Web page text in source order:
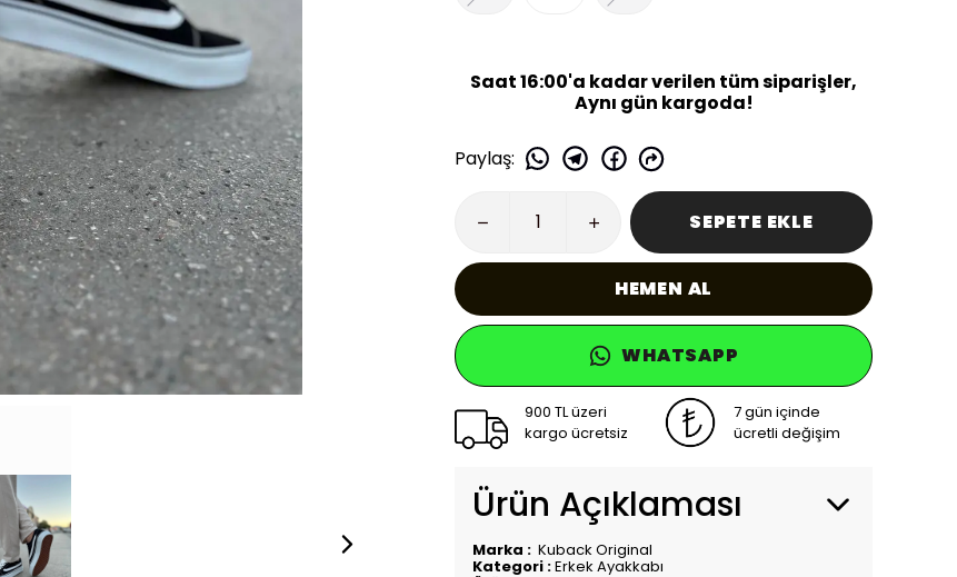
Saat 16:00'a kadar verilen tüm siparişler,
Aynı gün kargoda!
Paylaş:
SEPETE EKLE
HEMEN AL
WHATSAPP
900 TL üzeri
kargo ücretsiz
7 gün içinde
ücretli değişim
Ürün Açıklaması
Marka : Kuback Original
Kategori :Erkek Ayakkabı